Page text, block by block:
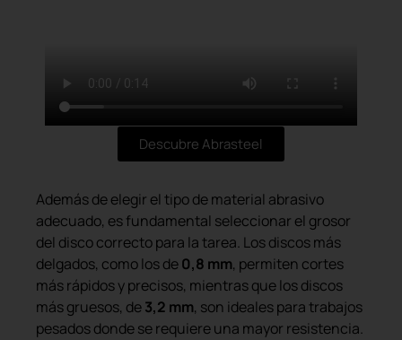
Descubre Abrasteel
Además de elegir el tipo de material abrasivo
adecuado, es fundamental seleccionar el grosor
del disco correcto para la tarea. Los discos más
delgados, como los de0,8 mm, permiten cortes
más rápidos y precisos, mientras que los discos
más gruesos, de3,2 mm, son ideales para trabajos
pesados donde se requiere una mayor resistencia.